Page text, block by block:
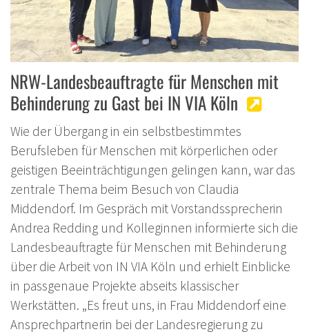
NRW-Landesbeauftragte für Menschen mit
Behinderung zu Gast bei IN VIA Köln
Wie der Übergang in ein selbstbestimmtes
Berufsleben für Menschen mit körperlichen oder
geistigen Beeinträchtigungen gelingen kann, war das
zentrale Thema beim Besuch von Claudia
Middendorf. Im Gespräch mit Vorstandssprecherin
Andrea Redding und Kolleginnen informierte sich die
Landesbeauftragte für Menschen mit Behinderung
über die Arbeit von IN VIA Köln und erhielt Einblicke
in passgenaue Projekte abseits klassischer
Werkstätten. „Es freut uns, in Frau Middendorf eine
Ansprechpartnerin bei der Landesregierung zu